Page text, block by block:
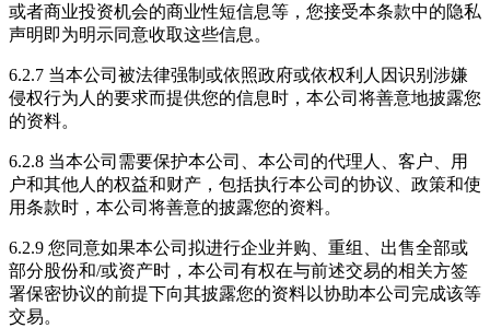
或者商业投资机会的商业性短信息等，您接受本条款中的隐私
声明即为明示同意收取这些信息。
6.2.7 当本公司被法律强制或依照政府或依权利人因识别涉嫌
侵权行为人的要求而提供您的信息时，本公司将善意地披露您
的资料。
6.2.8 当本公司需要保护本公司、本公司的代理人、客户、用
户和其他人的权益和财产，包括执行本公司的协议、政策和使
用条款时，本公司将善意的披露您的资料。
6.2.9 您同意如果本公司拟进行企业并购、重组、出售全部或
部分股份和/或资产时，本公司有权在与前述交易的相关方签
署保密协议的前提下向其披露您的资料以协助本公司完成该等
交易。